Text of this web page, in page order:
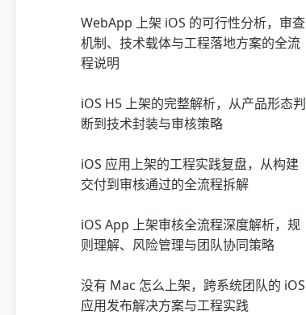
WebApp 上架 iOS 的可行性分析，审查
机制、技术载体与工程落地方案的全流
程说明
iOS H5 上架的完整解析，从产品形态判
断到技术封装与审核策略
iOS 应用上架的工程实践复盘，从构建
交付到审核通过的全流程拆解
iOS App 上架审核全流程深度解析，规
则理解、风险管理与团队协同策略
没有 Mac 怎么上架，跨系统团队的 iOS
应用发布解决方案与工程实践